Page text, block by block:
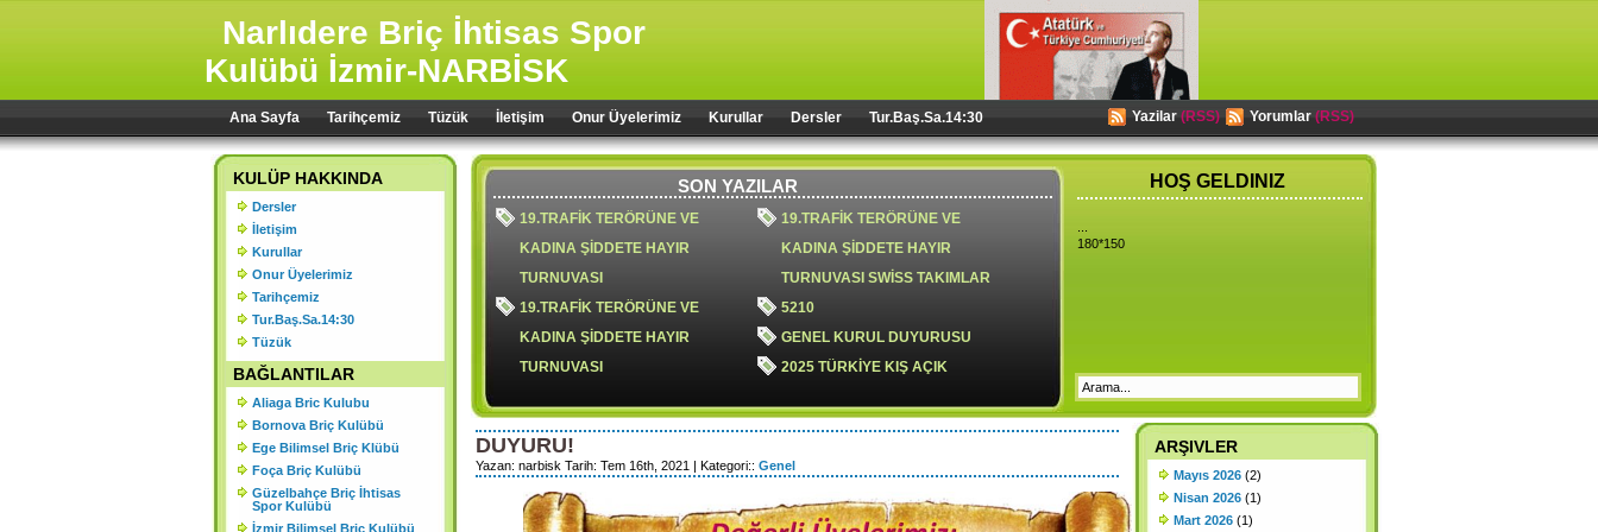
Narlıdere Briç İhtisas Spor
Kulübü İzmir-NARBİSK
Ana Sayfa Tarihçemiz Tüzük İletişim Onur Üyelerimiz Kurullar Dersler Tur.Baş.Sa.14:30 Yazilar(RSS) Yorumlar(RSS)
SON YAZILAR
19.TRAFİK TERÖRÜNE VE
KADINA ŞİDDETE HAYIR
TURNUVASI
19.TRAFİK TERÖRÜNE VE
KADINA ŞİDDETE HAYIR
TURNUVASI SWİSS TAKIMLAR
19.TRAFİK TERÖRÜNE VE
KADINA ŞİDDETE HAYIR
TURNUVASI
5210
GENEL KURUL DUYURUSU
2025 TÜRKİYE KIŞ AÇIK
NARLIDERE XL
18.TRAFİK TERÖRÜ VE KADINA
2024 YILI OLAĞAN GENEL
genel kurul ertelenmiştir
HOŞ GELDINIZ
180*150
DUYURU!
Yazan: narbisk Tarih: Tem 16th, 2021 | Kategori:: Genel
ARŞIVLER
Mayıs 2026 (2)
Nisan 2026 (1)
Mart 2026 (1)
KULÜP HAKKINDA
Dersler
İletişim
Kurullar
Onur Üyelerimiz
Tarihçemiz
Tur.Baş.Sa.14:30
Tüzük
BAĞLANTILAR
Aliaga Bric Kulubu
Bornova Briç Kulübü
Ege Bilimsel Briç Klübü
Foça Briç Kulübü
Güzelbahçe Briç İhtisas
Spor Kulübü
İzmir Bilimsel Briç Kulübü